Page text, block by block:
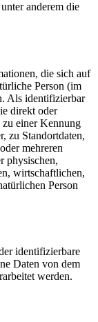
anderem die
die sich auf
Person (im
Als identifizierbar
direkt oder
einer Kennung
zu Standortdaten,
mehreren
physischen,
wirtschaftlichen,
Person
identifizierbare
Daten von dem
werden.